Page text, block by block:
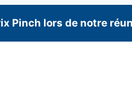
Pinch lors de notre